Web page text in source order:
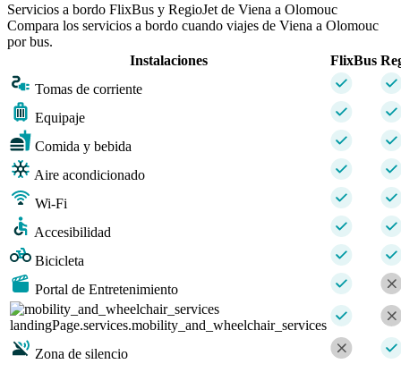
Servicios a bordo FlixBus y RegioJet de Viena a Olomouc
Compara los servicios a bordo cuando viajes de Viena a Olomouc
por bus.
Instalaciones
FlixBus
Tomas de corriente
Equipaje
Comida y bebida
Aire acondicionado
Wi-Fi
Accesibilidad
Bicicleta
Portal de Entretenimiento
landingPage.services.mobility_and_wheelchair_services
Zona de silencio